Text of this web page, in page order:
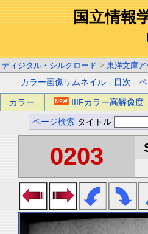
国立情報
ディジタル・シルクロード > 東洋文庫
カラー画像サムネイル - 目次 -
カラー IIIFカラー高解像度
ページ検索 タイトル
0203